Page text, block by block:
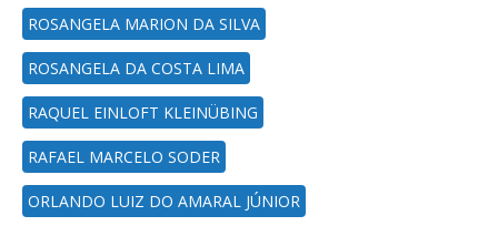
ROSANGELA MARION DA SILVA
ROSANGELA DA COSTA LIMA
RAQUEL EINLOFT KLEINÜBING
RAFAEL MARCELO SODER
ORLANDO LUIZ DO AMARAL JÚNIOR